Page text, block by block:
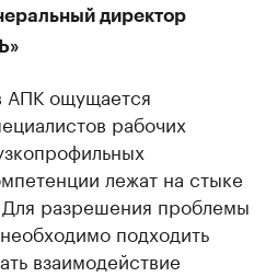
директор
АПК ощущается
рабочих
лежат на стыке
Для разрешения проблемы
подходить
взаимодействие